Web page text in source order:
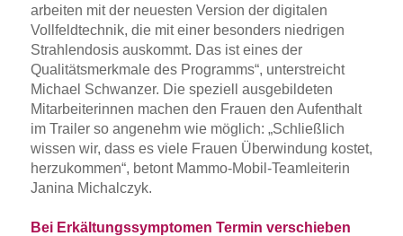
arbeiten mit der neuesten Version der digitalen
Vollfeldtechnik, die mit einer besonders niedrigen
Strahlendosis auskommt. Das ist eines der
Qualitätsmerkmale des Programms“, unterstreicht
Michael Schwanzer. Die speziell ausgebildeten
Mitarbeiterinnen machen den Frauen den Aufenthalt
im Trailer so angenehm wie möglich: „Schließlich
wissen wir, dass es viele Frauen Überwindung kostet,
herzukommen“, betont Mammo-Mobil-Teamleiterin
Janina Michalczyk.
Bei Erkältungssymptomen Termin verschieben